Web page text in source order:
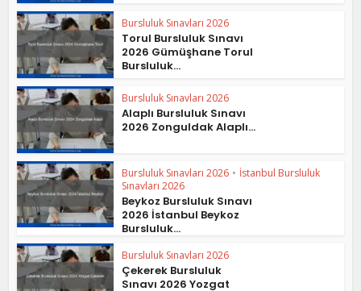
Bursluluk Sınavları 2026
Torul Bursluluk Sınavı
2026 Gümüşhane Torul
Bursluluk...
Bursluluk Sınavları 2026
Alaplı Bursluluk Sınavı
2026 Zonguldak Alaplı...
Bursluluk Sınavları 2026 • İstanbul Bursluluk
Sınavları 2026
Beykoz Bursluluk Sınavı
2026 İstanbul Beykoz
Bursluluk...
Bursluluk Sınavları 2026
Çekerek Bursluluk
Sınavı 2026 Yozgat